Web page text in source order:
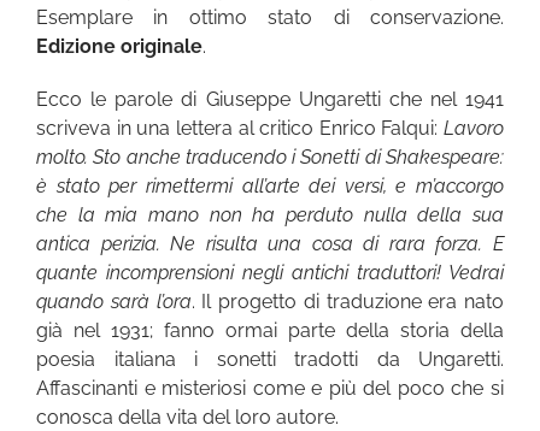
Esemplare in ottimo stato di conservazione.
Edizione originale.
Ecco le parole di Giuseppe Ungaretti che nel 1941
scriveva in una lettera al critico Enrico Falqui: Lavoro
molto. Sto anche traducendo i Sonetti di Shakespeare:
è stato per rimettermi all’arte dei versi, e m’accorgo
che la mia mano non ha perduto nulla della sua
antica perizia. Ne risulta una cosa di rara forza. E
quante incomprensioni negli antichi traduttori! Vedrai
quando sarà l’ora. Il progetto di traduzione era nato
già nel 1931; fanno ormai parte della storia della
poesia italiana i sonetti tradotti da Ungaretti.
Affascinanti e misteriosi come e più del poco che si
conosca della vita del loro autore.